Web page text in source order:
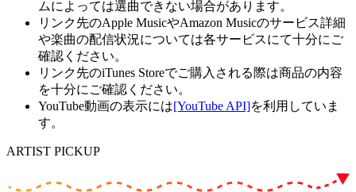
ムによっては選曲できない場合があります。
リンク先のApple MusicやAmazon Musicのサービス詳細
や楽曲の配信状況については各サービスにて十分にご
確認ください。
リンク先のiTunes Storeでご購入される際は商品の内容
を十分にご確認ください。
YouTube動画の表示には[YouTube API]を利用していま
す。
ARTIST PICKUP